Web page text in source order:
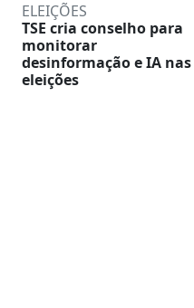
ELEIÇÕES
TSE cria conselho para
monitorar
desinformação e IA nas
eleições